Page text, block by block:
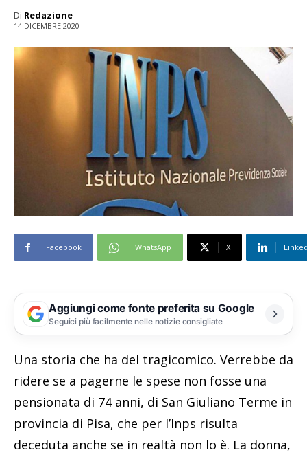
Di Redazione
14 DICEMBRE 2020
Facebook WhatsApp X
Aggiungi come fonte preferita su Google
Seguici più facilmente nelle notizie consigliate
Una storia che ha del tragicomico. Verrebbe da
ridere se a pagerne le spese non fosse una
pensionata di 74 anni, di San Giuliano Terme in
provincia di Pisa, che per l’Inps risulta
deceduta anche se in realtà non lo è. La donna,